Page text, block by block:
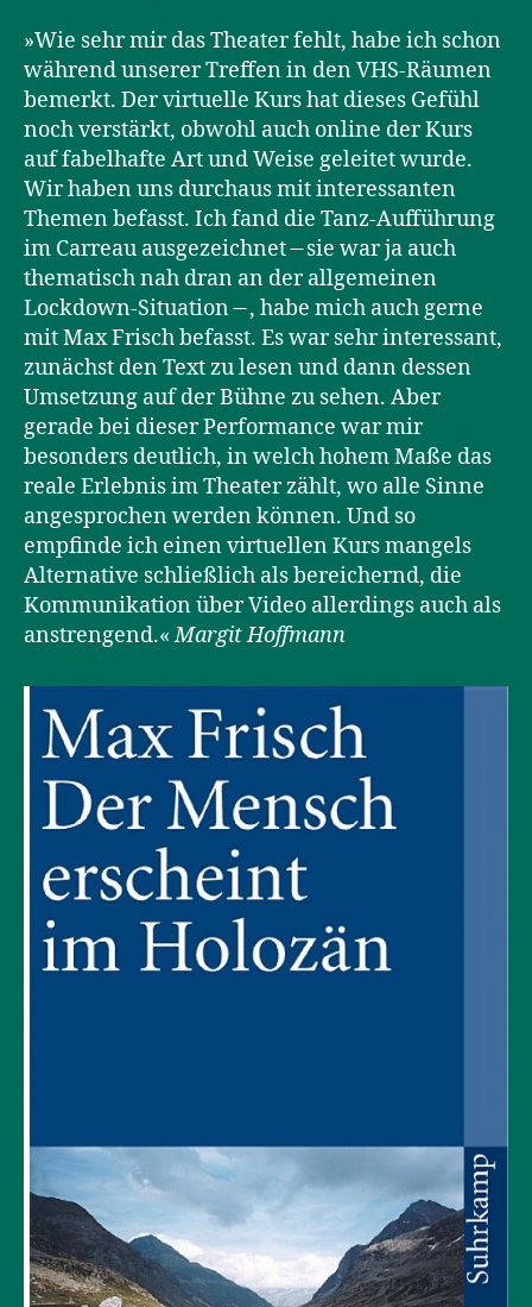
»Wie sehr mir das Theater fehlt, habe ich schon
während unserer Treffen in den VHS-Räumen
bemerkt. Der virtuelle Kurs hat dieses Gefühl
noch verstärkt, obwohl auch online der Kurs
auf fabelhafte Art und Weise geleitet wurde.
Wir haben uns durchaus mit interessanten
Themen befasst. Ich fand die Tanz-Aufführung
im Carreau ausgezeichnet ̶ sie war ja auch
thematisch nah dran an der allgemeinen
Lockdown-Situation ̶ , habe mich auch gerne
mit Max Frisch befasst. Es war sehr interessant,
zunächst den Text zu lesen und dann dessen
Umsetzung auf der Bühne zu sehen. Aber
gerade bei dieser Performance war mir
besonders deutlich, in welch hohem Maße das
reale Erlebnis im Theater zählt, wo alle Sinne
angesprochen werden können. Und so
empfinde ich einen virtuellen Kurs mangels
Alternative schließlich als bereichernd, die
Kommunikation über Video allerdings auch als
anstrengend.«Margit Hoffmann